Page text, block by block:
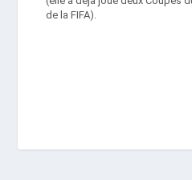
de la FIFA).